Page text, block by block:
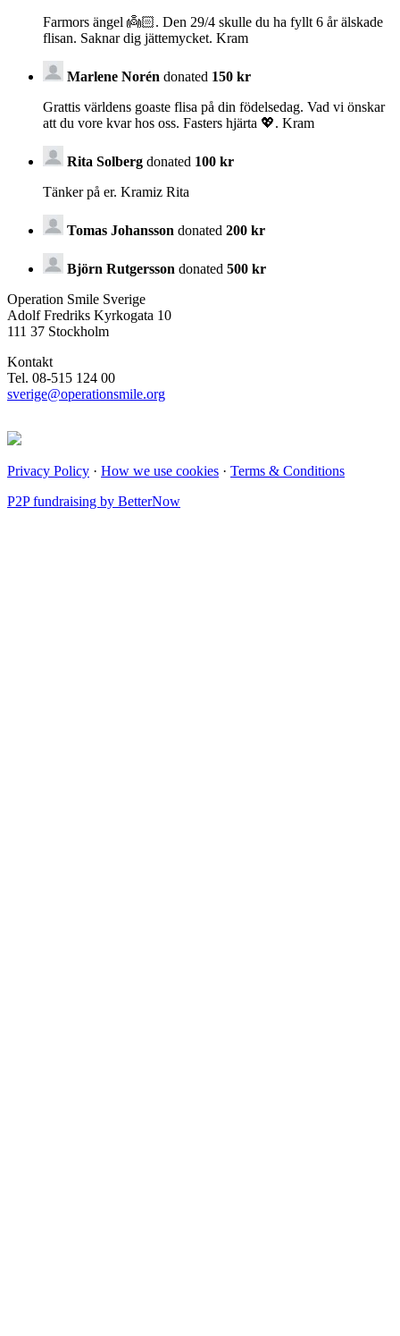
Farmors ängel 👼🏻. Den 29/4 skulle du ha fyllt 6 år älskade
flisan. Saknar dig jättemycket. Kram
Marlene Norén donated 150 kr
Grattis världens goaste flisa på din födelsedag. Vad vi önskar
att du vore kvar hos oss. Fasters hjärta 💖. Kram
Rita Solberg donated 100 kr
Tänker på er. Kramiz Rita
Tomas Johansson donated 200 kr
Björn Rutgersson donated 500 kr
Operation Smile Sverige
Adolf Fredriks Kyrkogata 10
111 37 Stockholm
Kontakt
Tel. 08-515 124 00
sverige@operationsmile.org
Privacy Policy · How we use cookies · Terms & Conditions
P2P fundraising by BetterNow